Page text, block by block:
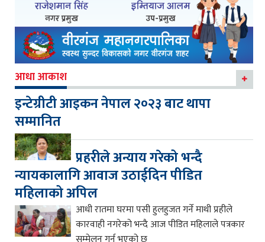
आधा आकाश
इन्टेग्रीटी आइकन नेपाल २०२३ बाट थापा
सम्मानित
प्रहरीले अन्याय गरेको भन्दै
न्यायकालागि आवाज उठाईदिन पीडित
महिलाको अपिल
आधी रातमा घरमा पसी हुलहुजत गर्ने माथी प्रहीले
कारवाही नगरेको भन्दै आज पीडित महिलाले पत्रकार